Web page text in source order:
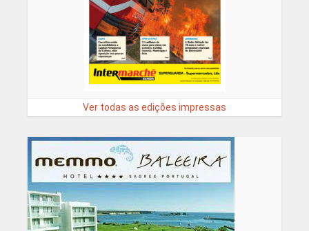
Ver todas as edições impressas